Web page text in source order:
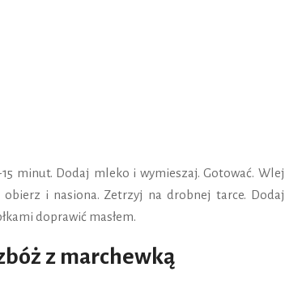
minut. Dodaj mleko i wymieszaj. Gotować. Wlej
i nasiona. Zetrzyj na drobnej tarce. Dodaj
doprawić masłem.
z marchewką